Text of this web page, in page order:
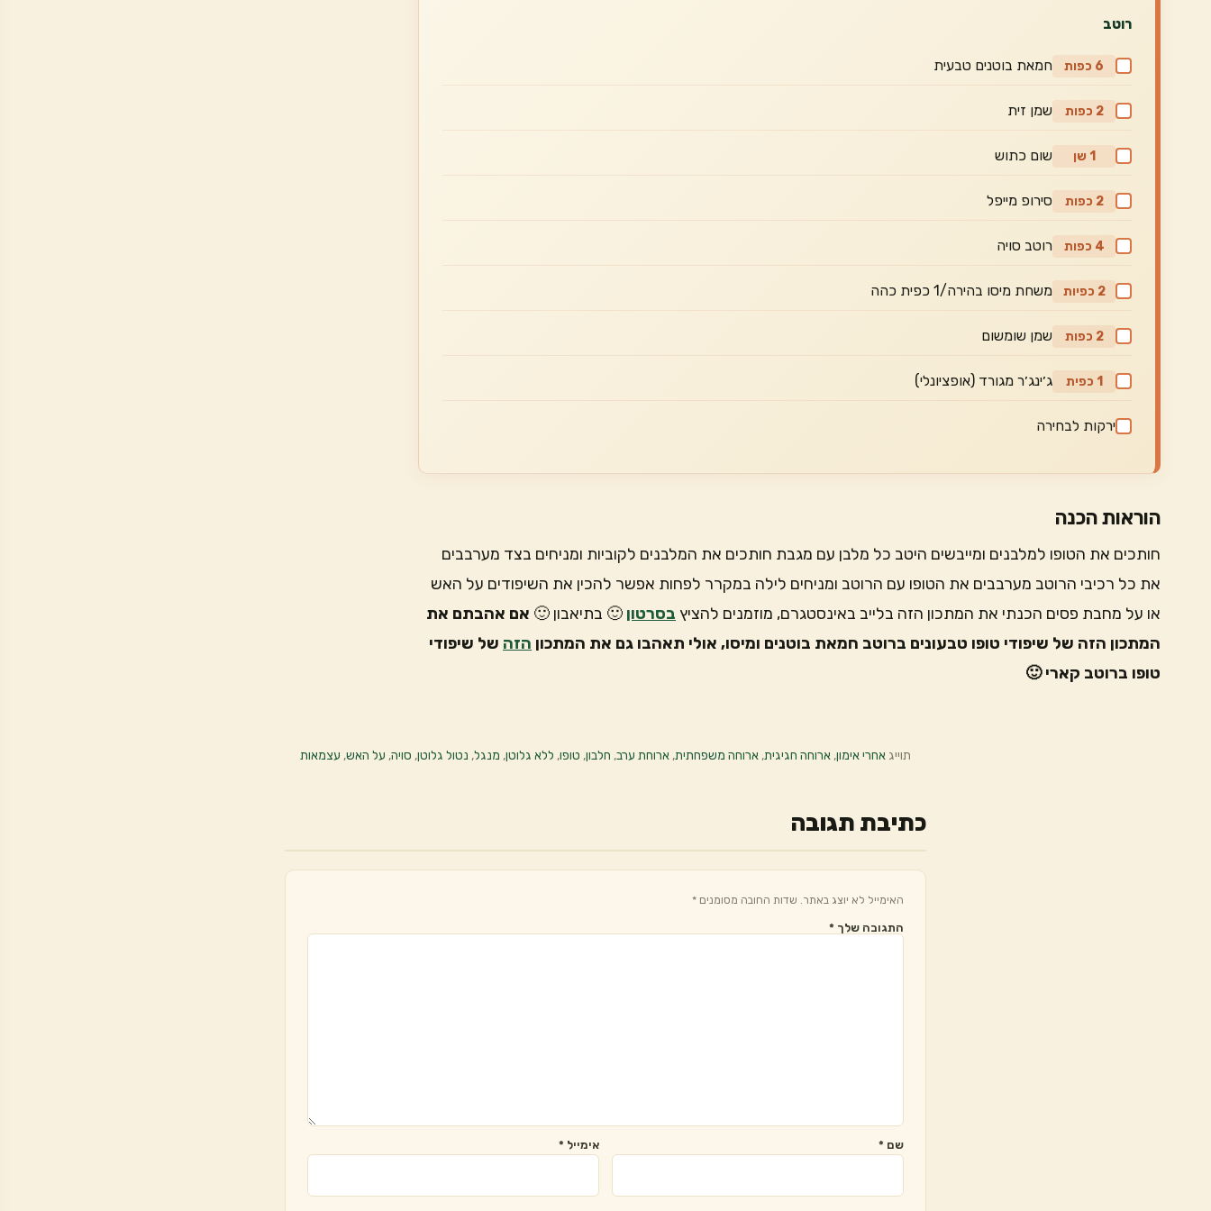
רוטב
6 כפות חמאת בוטנים טבעית
2 כפות שמן זית
1 שן שום כתוש
2 כפות סירופ מייפל
4 כפות רוטב סויה
2 כפיות משחת מיסו בהירה/1 כפית כהה
2 כפות שמן שומשום
1 כפית ג׳ינג׳ר מגורד (אופציונלי)
ירקות לבחירה
הוראות הכנה
חותכים את הטופו למלבנים ומייבשים היטב כל מלבן עם מגבת חותכים את המלבנים לקוביות ומניחים בצד מערבבים
את כל רכיבי הרוטב מערבבים את הטופו עם הרוטב ומניחים לילה במקרר לפחות אפשר להכין את השיפודים על האש
או על מחבת פסים הכנתי את המתכון הזה בלייב באינסטגרם, מוזמנים להציץ בסרטון 🙂 בתיאבון 🙂 אם אהבתם את
המתכון הזה של שיפודי טופו טבעונים ברוטב חמאת בוטנים ומיסו, אולי תאהבו גם את המתכון הזה של שיפודי
טופו ברוטב קארי 🙂
תוייג אחרי אימון, ארוחה חגיגית, ארוחה משפחתית, ארוחת ערב, חלבון, טופו, ללא גלוטן, מנגל, נטול גלוטן, סויה, על האש, עצמאות
כתיבת תגובה
האימייל לא יוצג באתר. שדות החובה מסומנים *
התגובה שלך *
שם * אימייל *